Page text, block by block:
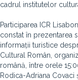
cadrul institutelor
Participarea ICR
constat în prezentarea
informații turistice
Cultural Român,
română, între orele
Rodica-Adriana